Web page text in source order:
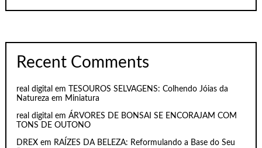
Recent Comments
real digital em
TESOUROS SELVAGENS: Colhendo Jóias da
Natureza em Miniatura
real digital emÁRVORES DE BONSAI SE ENCORAJAM COM
TONS DE OUTONO
DREX em RAÍZES DA BELEZA: Reformulando a Base do Seu